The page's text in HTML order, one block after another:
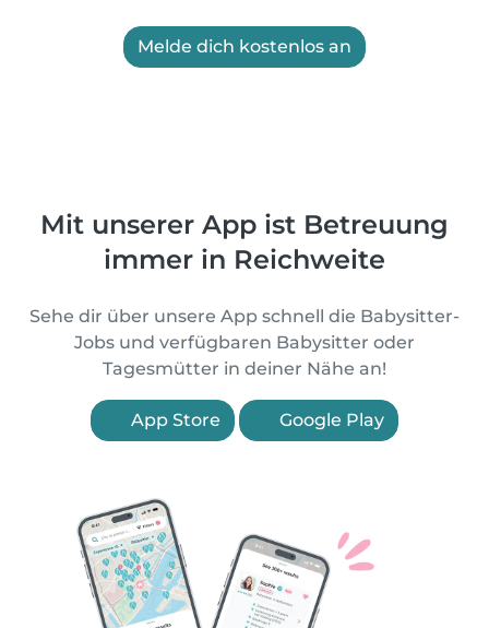
Melde dich kostenlos an
Mit unserer App ist Betreuung
immer in Reichweite
Sehe dir über unsere App schnell die Babysitter-
Jobs und verfügbaren Babysitter oder
Tagesmütter in deiner Nähe an!
App Store Google Play